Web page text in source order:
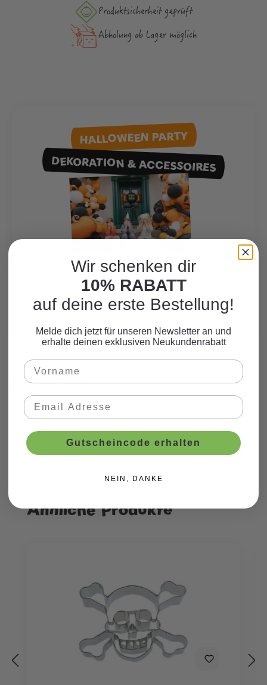
Produktsicher­heit geprüft
Abholung ab Lager möglich
HALLOWEEN PARTY
DEKORATION & ACCESSOIRES
Hier finden Sie viele weitere Produkte
zum Motto.
WEITERE PRODUKTE
Beschreibung
Ähnliche Produkte
Wir schenken dir
10% RABATT
auf deine erste Bestellung!
Melde dich jetzt für unseren Newsletter an und
erhalte deinen exklusiven Neukundenrabatt
Gutscheincode erhalten
NEIN, DANKE